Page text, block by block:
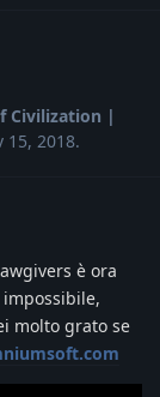
Civilization |
15, 2018.
è ora
molto grato se